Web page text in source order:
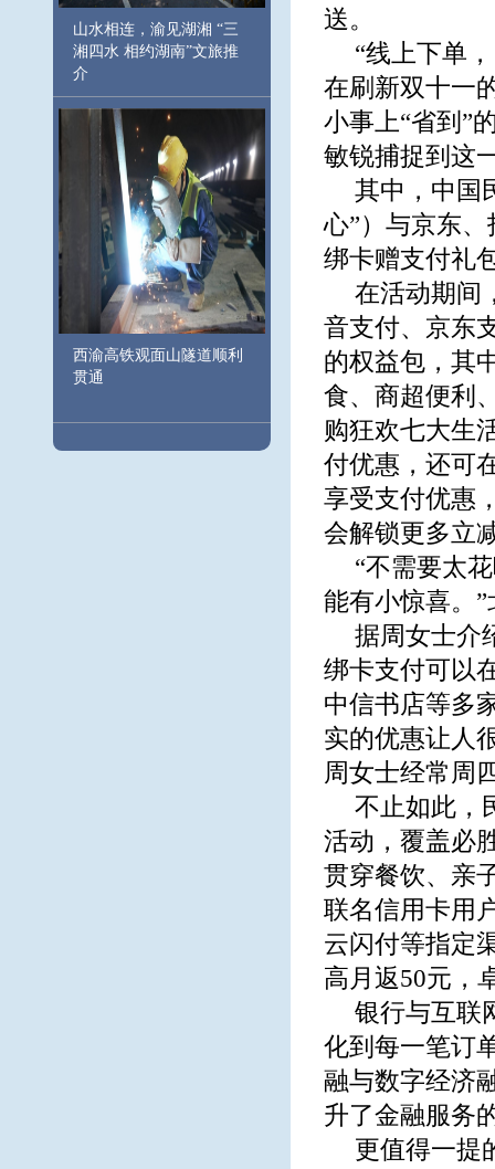
山水相连，渝见湖湘 “三
湘四水 相约湖南”文旅推
介
西渝高铁观面山隧道顺利
贯通
送。
“线上下单
在刷新双十一
小事上“省到”
敏锐捕捉到这
其中，中国
心”）与京东
绑卡赠支付礼
在活动期间
音支付、京东
的权益包，其
食、商超便利
购狂欢七大生
付优惠，还可
享受支付优惠
会解锁更多立
“不需要太
能有小惊喜。
据周女士介
绑卡支付可以
中信书店等多
实的优惠让人
周女士经常周
不止如此，
活动，覆盖必
贯穿餐饮、亲
联名信用卡用
云闪付等指定
高月返50元，
银行与互联
化到每一笔订
融与数字经济
升了金融服务
更值得一提